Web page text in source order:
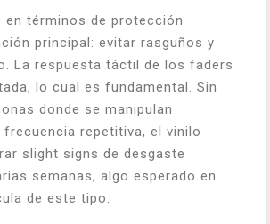
en términos de protección
principal: evitar rasguños y
La respuesta táctil de los faders
lo cual es fundamental. Sin
donde se manipulan
repetitiva, el vinilo
slight signs de desgaste
semanas, algo esperado en
de este tipo.